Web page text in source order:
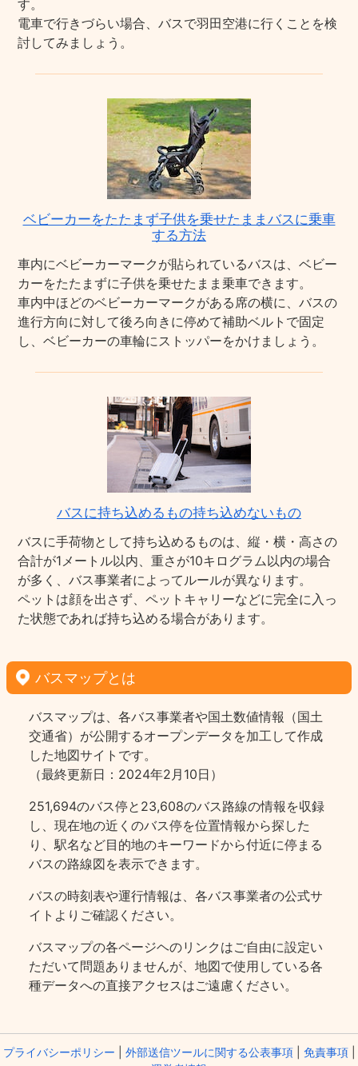
す。
電車で行きづらい場合、バスで羽田空港に行くことを検
討してみましょう。
ベビーカーをたたまず子供を乗せたままバスに乗車
する方法
車内にベビーカーマークが貼られているバスは、ベビー
カーをたたまずに子供を乗せたまま乗車できます。
車内中ほどのベビーカーマークがある席の横に、バスの
進行方向に対して後ろ向きに停めて補助ベルトで固定
し、ベビーカーの車輪にストッパーをかけましょう。
バスに持ち込めるもの持ち込めないもの
バスに手荷物として持ち込めるものは、縦・横・高さの
合計が1メートル以内、重さが10キログラム以内の場合
が多く、バス事業者によってルールが異なります。
ペットは顔を出さず、ペットキャリーなどに完全に入っ
た状態であれば持ち込める場合があります。
バスマップとは
バスマップは、各バス事業者や国土数値情報（国土
交通省）が公開するオープンデータを加工して作成
した地図サイトです。
（最終更新日：2024年2月10日）
251,694のバス停と23,608のバス路線の情報を収録
し、現在地の近くのバス停を位置情報から探した
り、駅名など目的地のキーワードから付近に停まる
バスの路線図を表示できます。
バスの時刻表や運行情報は、各バス事業者の公式サ
イトよりご確認ください。
バスマップの各ページヘのリンクはご自由に設定い
ただいて問題ありませんが、地図で使用している各
種データへの直接アクセスはご遠慮ください。
プライバシーポリシー 外部送信ツールに関する公表事項| 免責事項|